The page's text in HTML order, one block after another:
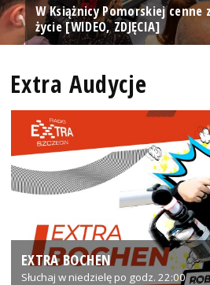
W Książnicy Pomorskiej
życie [WIDEO, ZDJĘCIA]
Extra Audycje
EXTRA BOCHEN
Słuchaj w niedzielę po godz. 22:00